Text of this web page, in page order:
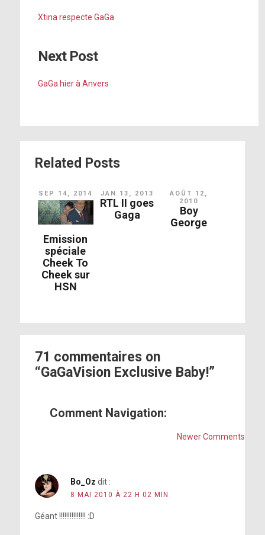
Xtina respecte GaGa
Next Post
GaGa hier à Anvers
Related Posts
SEP 14, 2014
Emission
spéciale
Cheek To
Cheek sur
HSN
JAN 13, 2013
RTL II goes
Gaga
AOÛT 12,
2010
Boy
George
71 commentaires on
“GaGaVision Exclusive Baby!”
Comment Navigation:
Newer Comments
Bo_Oz dit :
8 MAI 2010 À 22 H 02 MIN
Géant !!!!!!!!!!!!!!! :D